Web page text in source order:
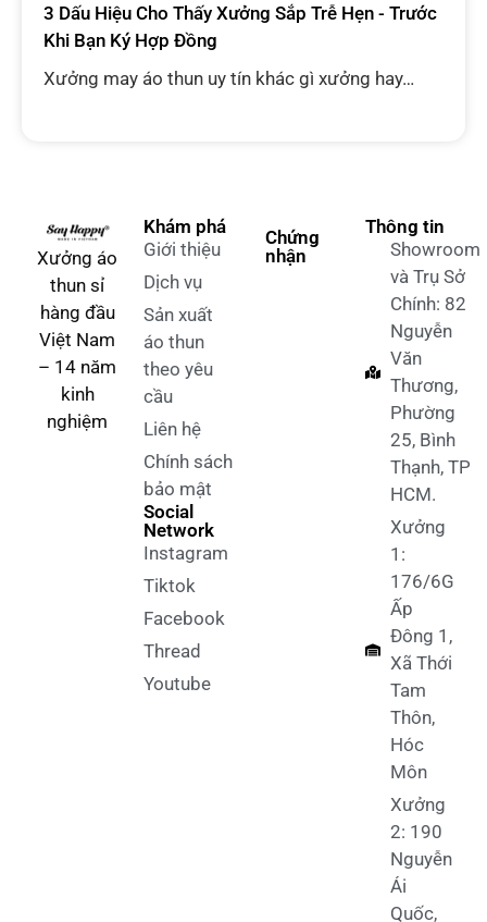
3 Dấu Hiệu Cho Thấy Xưởng Sắp Trễ Hẹn - Trước
Khi Bạn Ký Hợp Đồng
Xưởng may áo thun uy tín khác gì xưởng hay…
Xưởng áo
thun sỉ
hàng đầu
Việt Nam
– 14 năm
kinh
nghiệm
Khám phá
Giới thiệu
Dịch vụ
Sản xuất
áo thun
theo yêu
cầu
Liên hệ
Chính sách
bảo mật
Social
Network
Instagram
Tiktok
Facebook
Thread
Youtube
Chứng
nhận
Thông tin
Showroom
và Trụ Sở
Chính: 82
Nguyễn
Văn
Thương,
Phường
25, Bình
Thạnh, TP
HCM.
Xưởng
1:
176/6G
Ấp
Đông 1,
Xã Thới
Tam
Thôn,
Hóc
Môn
Xưởng
2: 190
Nguyễn
Ái
Quốc,